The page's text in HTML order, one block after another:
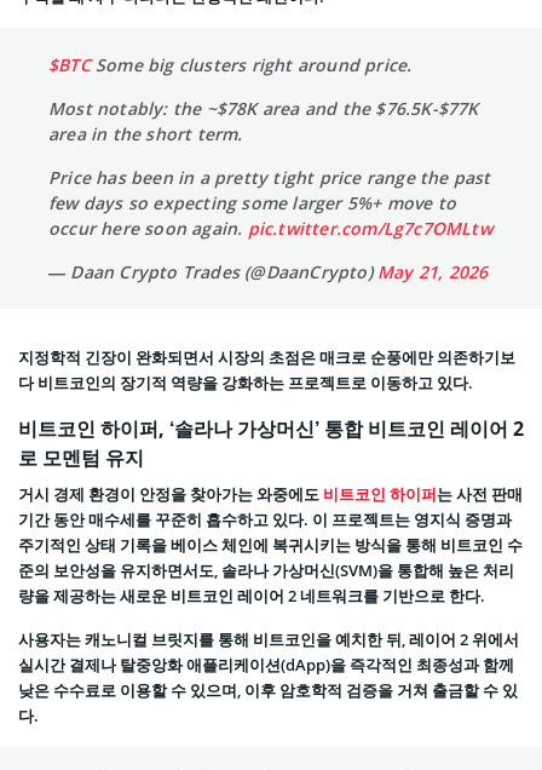
$BTCSome big clusters right around price.
Most notably: the ~$78K area and the $76.5K-$77K
area in the short term.
Price has been in a pretty tight price range the past
few days so expecting some larger 5%+ move to
occur here soon again. pic.twitter.com/Lg7c7OMLtw
— Daan Crypto Trades (@DaanCrypto)May 21, 2026
지정학적 긴장이 완화되면서 시장의 초점은 매크로 순풍에만 의존하기보
다 비트코인의 장기적 역량을 강화하는 프로젝트로 이동하고 있다.
비트코인 하이퍼, ‘솔라나 가상머신’ 통합 비트코인 레이어 2
로 모멘텀 유지
거시 경제 환경이 안정을 찾아가는 와중에도 비트코인 하이퍼는 사전 판매
기간 동안 매수세를 꾸준히 흡수하고 있다. 이 프로젝트는 영지식 증명과
주기적인 상태 기록을 베이스 체인에 복귀시키는 방식을 통해 비트코인 수
준의 보안성을 유지하면서도, 솔라나 가상머신(SVM)을 통합해 높은 처리
량을 제공하는 새로운 비트코인 레이어 2 네트워크를 기반으로 한다.
사용자는 캐노니컬 브릿지를 통해 비트코인을 예치한 뒤, 레이어 2 위에서
실시간 결제나 탈중앙화 애플리케이션(dApp)을 즉각적인 최종성과 함께
낮은 수수료로 이용할 수 있으며, 이후 암호학적 검증을 거쳐 출금할 수 있
다.